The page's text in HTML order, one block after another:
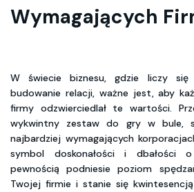
Wymagających
W świecie biznesu, gdzie liczy
budowanie relacji, ważne jest, aby
firmy odzwierciedlał te wartości.
wykwintny zestaw do gry w bule,
najbardziej wymagających
symbol doskonałości i dbałości
pewnością podniesie poziom
Twojej firmie i stanie się